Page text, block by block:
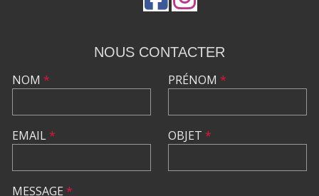
NOUS CONTACTER
NOM *
EMAIL*
PRÉNOM *
OBJET *
MESSAGE *